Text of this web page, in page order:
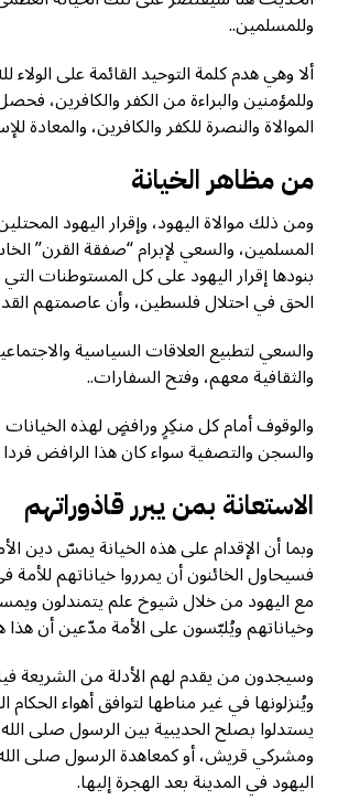
وللمسلمين..
ألا وهي هدم كلمة التوحيد القائمة على
وللمؤمنين والبراءة من الكفر والكافرين،
الموالاة والنصرة للكفر والكافرين، والمعادة
من مظاهر الخيانة
ومن ذلك موالاة اليهود، وإقرار اليهود
المسلمين، والسعي لإبرام “صفقة القرن”
بنودها إقرار اليهود على كل المستوطنات التي
الحق في احتلال فلسطين، وأن عاصمتهم
والسعي لتطبيع العلاقات السياسية
والثقافية معهم، وفتح السفارات..
والوقوف أمام كل منكِرٍ ورافضٍ لهذه
والسجن والتصفية سواء كان هذا الرافض فردا
الاستعانة بمن يبرر قاذوراتهم
وبما أن الإقدام على هذه الخيانة يمسّ دين
فسيحاول الخائنون أن يمرروا خياناتهم للأمة
مع اليهود من خلال شيوخ علم يتمندلون
وخياناتهم ويُلبّسون على الأمة مدّعين أن هذا
وسيجدون من يقدم لهم الأدلة من الشريعة
ويُنزلونها في غير مناطها لتوافق أهواء الحكام
يستدلوا بصلح الحديبية بين الرسول صلى
ومشركي قريش، أو كمعاهدة الرسول صلى
اليهود في المدينة بعد الهجرة إليها.